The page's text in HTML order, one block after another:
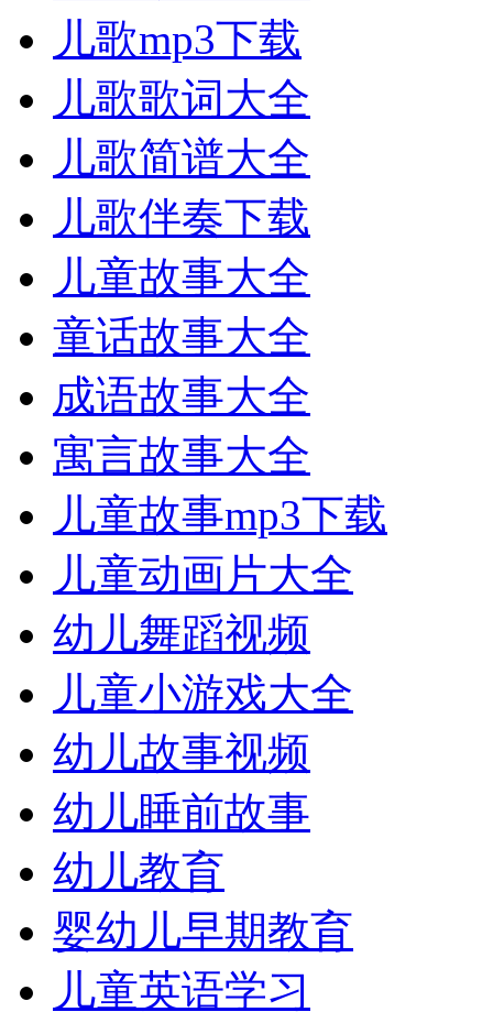
儿歌mp3下载
儿歌歌词大全
儿歌简谱大全
儿歌伴奏下载
儿童故事大全
童话故事大全
成语故事大全
寓言故事大全
儿童故事mp3下载
儿童动画片大全
幼儿舞蹈视频
儿童小游戏大全
幼儿故事视频
幼儿睡前故事
幼儿教育
婴幼儿早期教育
儿童英语学习